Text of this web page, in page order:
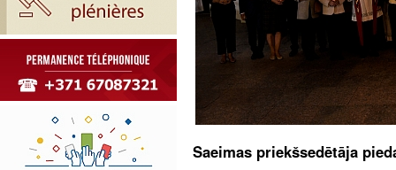
Saeimas priekšsedētāja